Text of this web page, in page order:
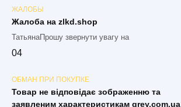
ЖАЛОБЫ
Жалоба на zlkd.shop
ТатьянаПрошу звернути увагу на
04
ОБМАН ПРИ ПОКУПКЕ
Товар не відповідає зображенню та
заявленим характеристикам grey.com.ua